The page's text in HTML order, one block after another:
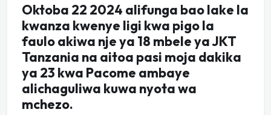
Oktoba 22 2024 alifunga bao lake la
kwanza kwenye ligi kwa pigo la
faulo akiwa nje ya 18 mbele ya JKT
Tanzania na aitoa pasi moja dakika
ya 23 kwa Pacome ambaye
alichaguliwa kuwa nyota wa
mchezo.